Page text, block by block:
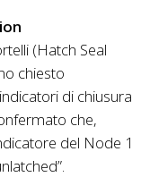
(Hatch Seal
chiesto
di chiusura
che,
del Node 1